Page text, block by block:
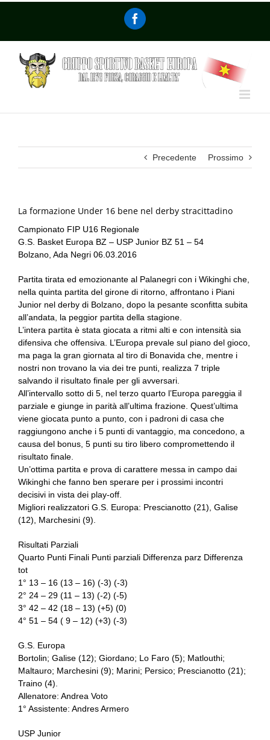
Precedente Prossimo
La formazione Under 16 bene nel derby stracittadino
Campionato FIP U16 Regionale
G.S. Basket Europa BZ – USP Junior BZ 51 – 54
Bolzano, Ada Negri 06.03.2016
Partita tirata ed emozionante al Palanegri con i Wikinghi che,
nella quinta partita del girone di ritorno, affrontano i Piani
Junior nel derby di Bolzano, dopo la pesante sconfitta subita
all’andata, la peggior partita della stagione.
L’intera partita è stata giocata a ritmi alti e con intensità sia
difensiva che offensiva. L’Europa prevale sul piano del gioco,
ma paga la gran giornata al tiro di Bonavida che, mentre i
nostri non trovano la via dei tre punti, realizza 7 triple
salvando il risultato finale per gli avversari.
All’intervallo sotto di 5, nel terzo quarto l’Europa pareggia il
parziale e giunge in parità all’ultima frazione. Quest’ultima
viene giocata punto a punto, con i padroni di casa che
raggiungono anche i 5 punti di vantaggio, ma concedono, a
causa del bonus, 5 punti su tiro libero compromettendo il
risultato finale.
Un’ottima partita e prova di carattere messa in campo dai
Wikinghi che fanno ben sperare per i prossimi incontri
decisivi in vista dei play-off.
Migliori realizzatori G.S. Europa: Prescianotto (21), Galise
(12), Marchesini (9).
Risultati Parziali
Quarto Punti Finali Punti parziali Differenza parz Differenza
tot
1° 13 – 16 (13 – 16) (-3) (-3)
2° 24 – 29 (11 – 13) (-2) (-5)
3° 42 – 42 (18 – 13) (+5) (0)
4° 51 – 54 ( 9 – 12) (+3) (-3)
G.S. Europa
Bortolin; Galise (12); Giordano; Lo Faro (5); Matlouthi;
Maltauro; Marchesini (9); Marini; Persico; Prescianotto (21);
Traino (4).
Allenatore: Andrea Voto
1° Assistente: Andres Armero
USP Junior